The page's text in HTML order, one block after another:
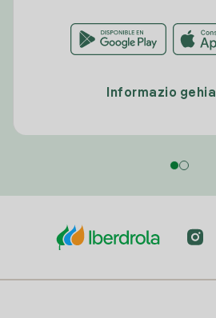
Informazio